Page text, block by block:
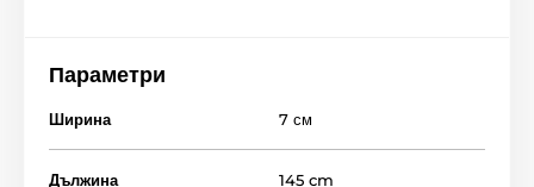
Параметри
Ширина 7 см
Дължина 145 cm